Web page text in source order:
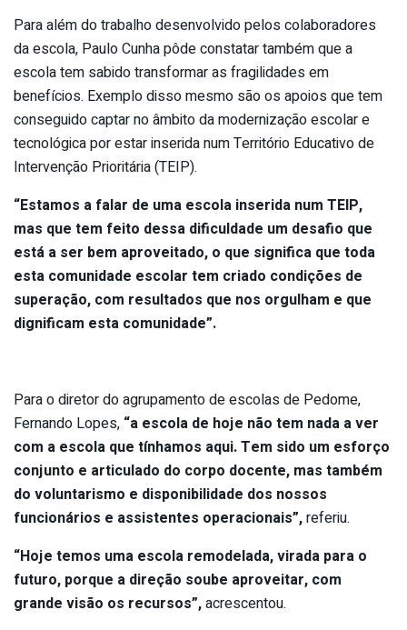
Para além do trabalho desenvolvido pelos colaboradores
da escola, Paulo Cunha pôde constatar também que a
escola tem sabido transformar as fragilidades em
benefícios. Exemplo disso mesmo são os apoios que tem
conseguido captar no âmbito da modernização escolar e
tecnológica por estar inserida num Território Educativo de
Intervenção Prioritária (TEIP).
“Estamos a falar de uma escola inserida num TEIP,
mas que tem feito dessa dificuldade um desafio que
está a ser bem aproveitado, o que significa que toda
esta comunidade escolar tem criado condições de
superação, com resultados que nos orgulham e que
dignificam esta comunidade”.
Para o diretor do agrupamento de escolas de Pedome,
Fernando Lopes, “a escola de hoje não tem nada a ver
com a escola que tínhamos aqui. Tem sido um esforço
conjunto e articulado do corpo docente, mas também
do voluntarismo e disponibilidade dos nossos
funcionários e assistentes operacionais”,referiu.
“Hoje temos uma escola remodelada, virada para o
futuro, porque a direção soube aproveitar, com
grande visão os recursos”,acrescentou.